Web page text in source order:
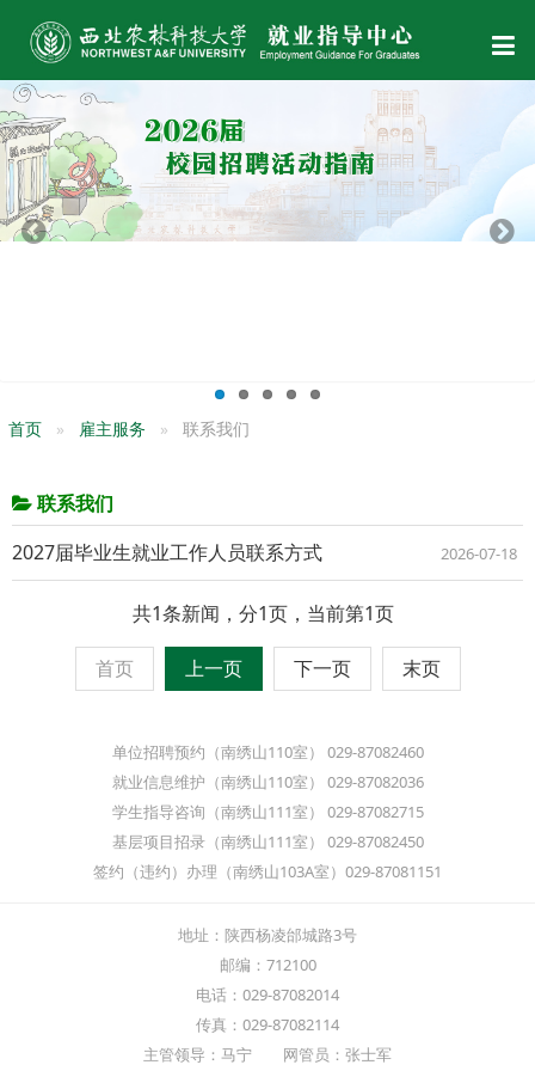
首页 雇主服务 联系我们
联系我们
2027届毕业生就业工作人员联系方式
2026-07-18
共1条新闻，分1页，当前第1页
首页 上一页 下一页 末页
单位招聘预约（南绣山110室） 029-87082460
就业信息维护（南绣山110室） 029-87082036
学生指导咨询（南绣山111室） 029-87082715
基层项目招录（南绣山111室） 029-87082450
签约（违约）办理（南绣山103A室）029-87081151
地址：陕西杨凌邰城路3号
邮编：712100
电话：029-87082014
传真：029-87082114
主管领导：马宁 网管员：张士军